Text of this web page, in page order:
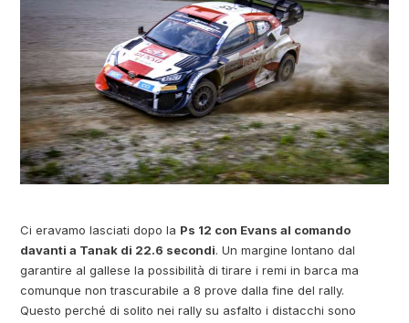
Ci eravamo lasciati dopo la Ps 12 con Evans al comando
davanti a Tanak di 22.6 secondi. Un margine lontano dal
garantire al gallese la possibilità di tirare i remi in barca ma
comunque non trascurabile a 8 prove dalla fine del rally.
Questo perché di solito nei rally su asfalto i distacchi sono